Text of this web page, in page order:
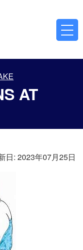
AT
日: 2023年07月25日